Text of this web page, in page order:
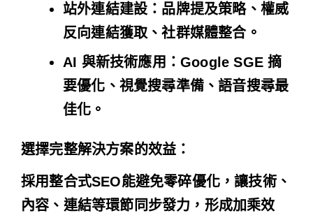
站外連結建設 ：品牌提及策略、權威
反向連結獲取、社群媒體整合。
AI 與新技術應用 ：Google SGE 摘
要優化、視覺搜尋準備、語音搜尋最
佳化。
選擇完整解決方案的效益：
採用整合式SEO能避免零碎優化，讓技術、
內容、連結等環節同步發力，形成加乘效